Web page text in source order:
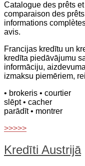
Catalogue des prêts
comparaison des
informations
avis.
Francijas kredītu un
kredīta piedāvājumu
informāciju,
izmaksu piemēriem,
• brokeris • courtier
slēpt• cacher
parādīt• montrer
>>>>>
Kredīti Austrijā